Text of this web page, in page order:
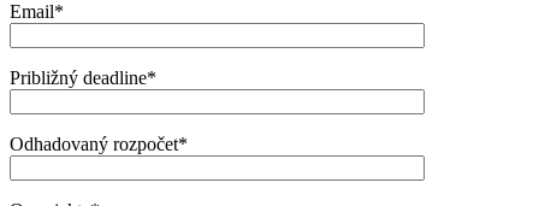
Email*
Približný deadline*
Odhadovaný rozpočet*